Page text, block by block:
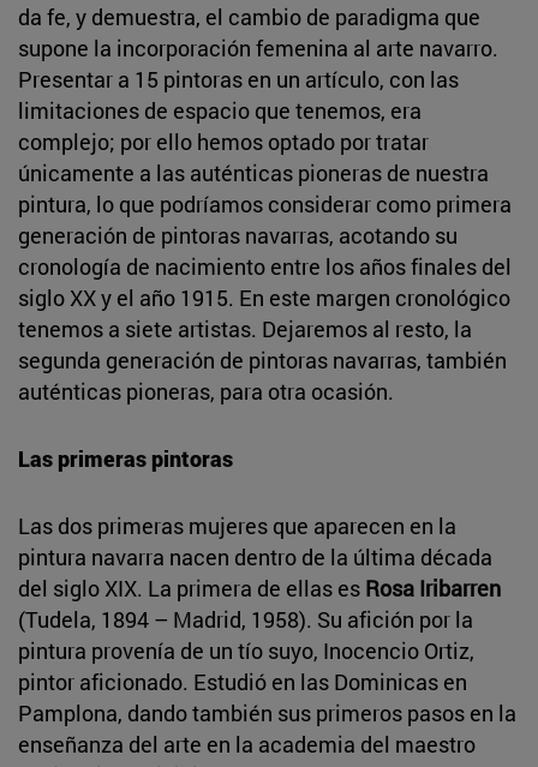
da fe, y demuestra, el cambio de paradigma que
supone la incorporación femenina al arte navarro.
Presentar a 15 pintoras en un artículo, con las
limitaciones de espacio que tenemos, era
complejo; por ello hemos optado por tratar
únicamente a las auténticas pioneras de nuestra
pintura, lo que podríamos considerar como primera
generación de pintoras navarras, acotando su
cronología de nacimiento entre los años finales del
siglo XX y el año 1915. En este margen cronológico
tenemos a siete artistas. Dejaremos al resto, la
segunda generación de pintoras navarras, también
auténticas pioneras, para otra ocasión.
Las primeras pintoras
Las dos primeras mujeres que aparecen en la
pintura navarra nacen dentro de la última década
del siglo XIX. La primera de ellas es Rosa Iribarren
(Tudela, 1894 – Madrid, 1958). Su afición por la
pintura provenía de un tío suyo, Inocencio Ortiz,
pintor aficionado. Estudió en las Dominicas en
Pamplona, dando también sus primeros pasos en la
enseñanza del arte en la academia del maestro